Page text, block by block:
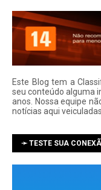
Este Blog tem a
seu conteúdo alguma
anos. Nossa equipe
notí­cias aqui
➛ TESTE SUA